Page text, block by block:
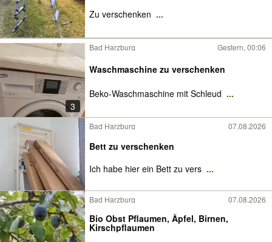
Zu verschenken ...
3
Bad Harzburg Gestern, 00:06
Waschmaschine zu verschenken
Beko-Waschmaschine mit Schleud ...
Bad Harzburg 07.08.2026
Bett zu verschenken
Ich habe hier ein Bett zu vers ...
Bad Harzburg 07.08.2026
Bio Obst Pflaumen, Äpfel, Birnen,
Kirschpflaumen